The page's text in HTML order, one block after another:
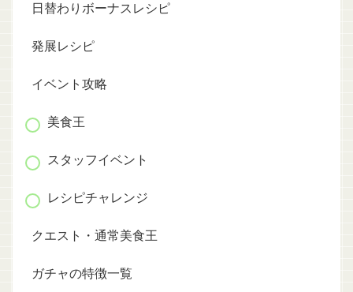
日替わりボーナスレシピ
発展レシピ
イベント攻略
美食王
スタッフイベント
レシピチャレンジ
クエスト・通常美食王
ガチャの特徴一覧